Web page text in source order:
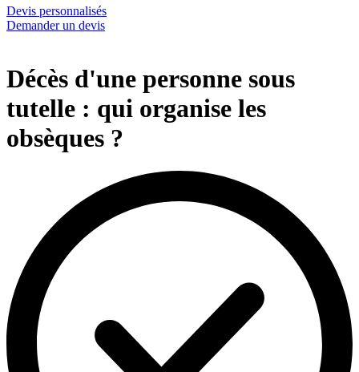
Devis personnalisés
Demander un devis
Décès d'une personne sous
tutelle : qui organise les
obsèques ?